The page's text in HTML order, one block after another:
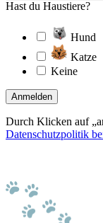
Hast du Haustiere?
Hund
Katze
Keine
Anmelden
Durch Klicken auf
Datenschutzpolitik